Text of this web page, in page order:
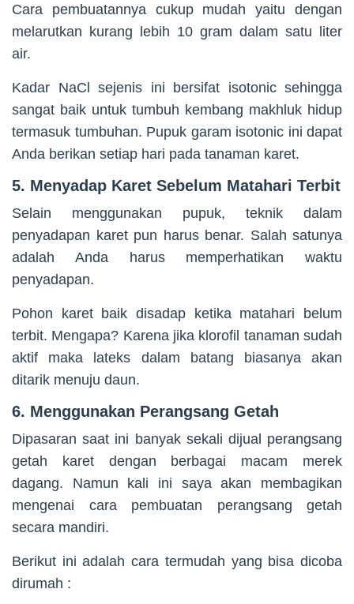
Cara pembuatannya cukup mudah yaitu dengan
melarutkan kurang lebih 10 gram dalam satu liter
air.
Kadar NaCl sejenis ini bersifat isotonic sehingga
sangat baik untuk tumbuh kembang makhluk hidup
termasuk tumbuhan. Pupuk garam isotonic ini dapat
Anda berikan setiap hari pada tanaman karet.
5. Menyadap Karet Sebelum Matahari Terbit
Selain menggunakan pupuk, teknik dalam
penyadapan karet pun harus benar. Salah satunya
adalah Anda harus memperhatikan waktu
penyadapan.
Pohon karet baik disadap ketika matahari belum
terbit. Mengapa? Karena jika klorofil tanaman sudah
aktif maka lateks dalam batang biasanya akan
ditarik menuju daun.
6. Menggunakan Perangsang Getah
Dipasaran saat ini banyak sekali dijual perangsang
getah karet dengan berbagai macam merek
dagang. Namun kali ini saya akan membagikan
mengenai cara pembuatan perangsang getah
secara mandiri.
Berikut ini adalah cara termudah yang bisa dicoba
dirumah :